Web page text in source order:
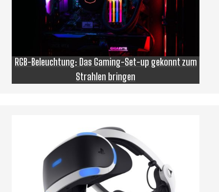
RGB-Beleuchtung: Das Gaming-Set-up gekonnt zum
Strahlen bringen